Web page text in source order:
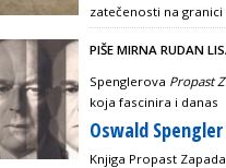
zatečenosti na
PIŠE MIRNA RUDAN
Spenglerova Propast
koja fascinira i danas
Oswald
Knjiga Propast